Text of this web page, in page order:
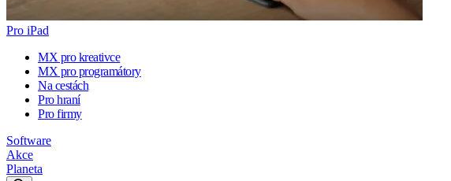
Pro iPad
MX pro kreativce
MX pro programátory
Na cestách
Pro hraní
Pro firmy
Software
Akce
Planeta